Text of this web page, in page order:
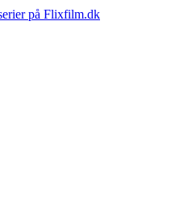
på Flixfilm.dk